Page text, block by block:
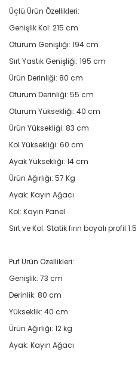
Üçlü Ürün Özellikleri:
Genişlik Kol: 215 cm
Oturum Genişliği: 194 cm
Sırt Yastık Genişliği: 195 cm
Ürün Derinliği: 80 cm
Oturum Derinliği: 55 cm
Oturum Yüksekliği: 40 cm
Ürün Yüksekliği: 83 cm
Kol Yüksekliği: 60 cm
Ayak Yüksekliği: 14 cm
Ürün Ağırlığı: 57 Kg
Ayak: Kayın Ağacı
Kol: Kayın Panel
Sırt ve Kol: Statik fırın boyalı profil
Puf Ürün Özellikleri:
Genişlik: 73 cm
Derinlik: 80 cm
Yükseklik: 40 cm
Ürün Ağırlığı: 12 kg
Ayak: Kayın Ağacı